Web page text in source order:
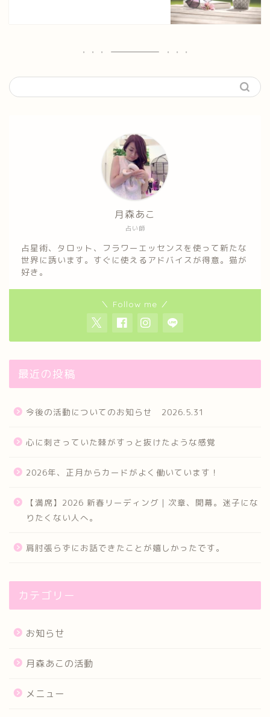
占い師
月森あこ
占星術、タロット、フラワーエッセンスを使って新たな
世界に誘います。すぐに使えるアドバイスが得意。猫が
好き。
＼ Follow me ／
最近の投稿
今後の活動についてのお知らせ 2026.5.31
心に刺さっていた棘がすっと抜けたような感覚
2026年、正月からカードがよく働いています！
【満席】2026 新春リーディング｜次章、開幕。迷子にな
りたくない人へ。
肩肘張らずにお話できたことが嬉しかったです。
カテゴリー
お知らせ
月森あこの活動
メニュー